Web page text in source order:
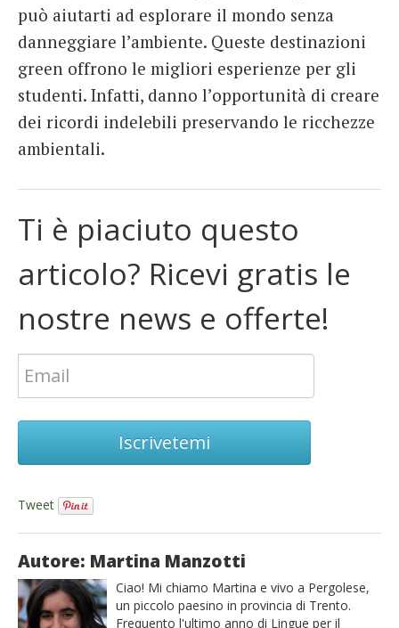
può aiutarti ad esplorare il mondo senza
danneggiare l’ambiente. Queste destinazioni
green offrono le migliori esperienze per gli
studenti. Infatti, danno l’opportunità di creare
dei ricordi indelebili preservando le ricchezze
ambientali.
Ti è piaciuto questo
articolo? Ricevi gratis le
nostre news e offerte!
Iscrivetemi
Tweet
Autore: Martina Manzotti
Ciao! Mi chiamo Martina e vivo a Pergolese,
un piccolo paesino in provincia di Trento.
Frequento l'ultimo anno di Lingue per il